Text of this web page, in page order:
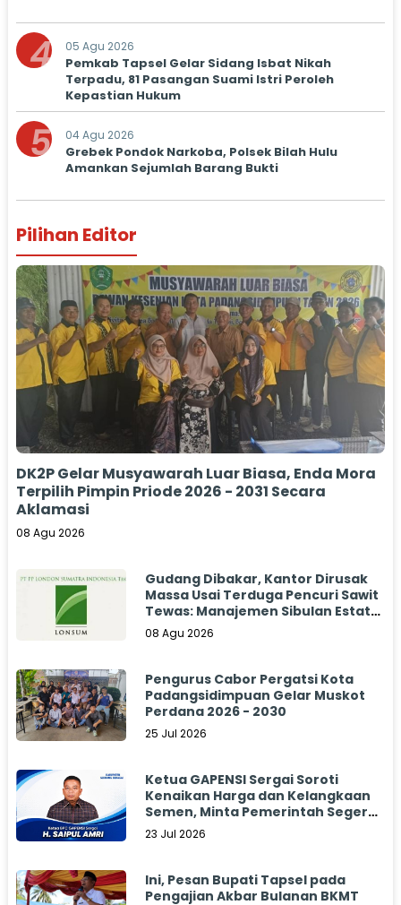
4 05 Agu 2026
Pemkab Tapsel Gelar Sidang Isbat Nikah
Terpadu, 81 Pasangan Suami Istri Peroleh
Kepastian Hukum
5 04 Agu 2026
Grebek Pondok Narkoba, Polsek Bilah Hulu
Amankan Sejumlah Barang Bukti
Pilihan Editor
DK2P Gelar Musyawarah Luar Biasa, Enda Mora
Terpilih Pimpin Priode 2026 - 2031 Secara
Aklamasi
08 Agu 2026
Gudang Dibakar, Kantor Dirusak
Massa Usai Terduga Pencuri Sawit
Tewas: Manajemen Sibulan Estate
Bungkam
08 Agu 2026
Pengurus Cabor Pergatsi Kota
Padangsidimpuan Gelar Muskot
Perdana 2026 - 2030
25 Jul 2026
Ketua GAPENSI Sergai Soroti
Kenaikan Harga dan Kelangkaan
Semen, Minta Pemerintah Segera
Bertindak
23 Jul 2026
Ini, Pesan Bupati Tapsel pada
Pengajian Akbar Bulanan BKMT